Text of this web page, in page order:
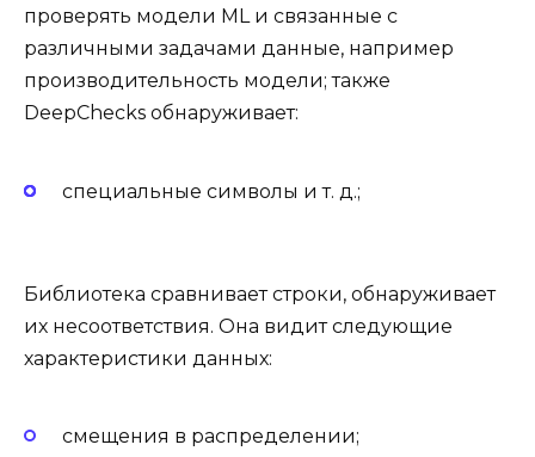
проверять модели ML и связанные с
различными задачами данные, например
производительность модели; также
DeepChecks обнаруживает:
специальные символы и т. д.;
Библиотека сравнивает строки, обнаруживает
их несоответствия. Она видит следующие
характеристики данных:
смещения в распределении;